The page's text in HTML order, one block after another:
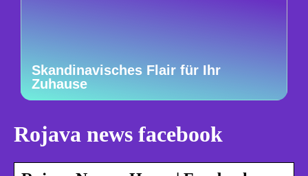
Skandinavisches Flair für Ihr
Zuhause
Rojava news facebook